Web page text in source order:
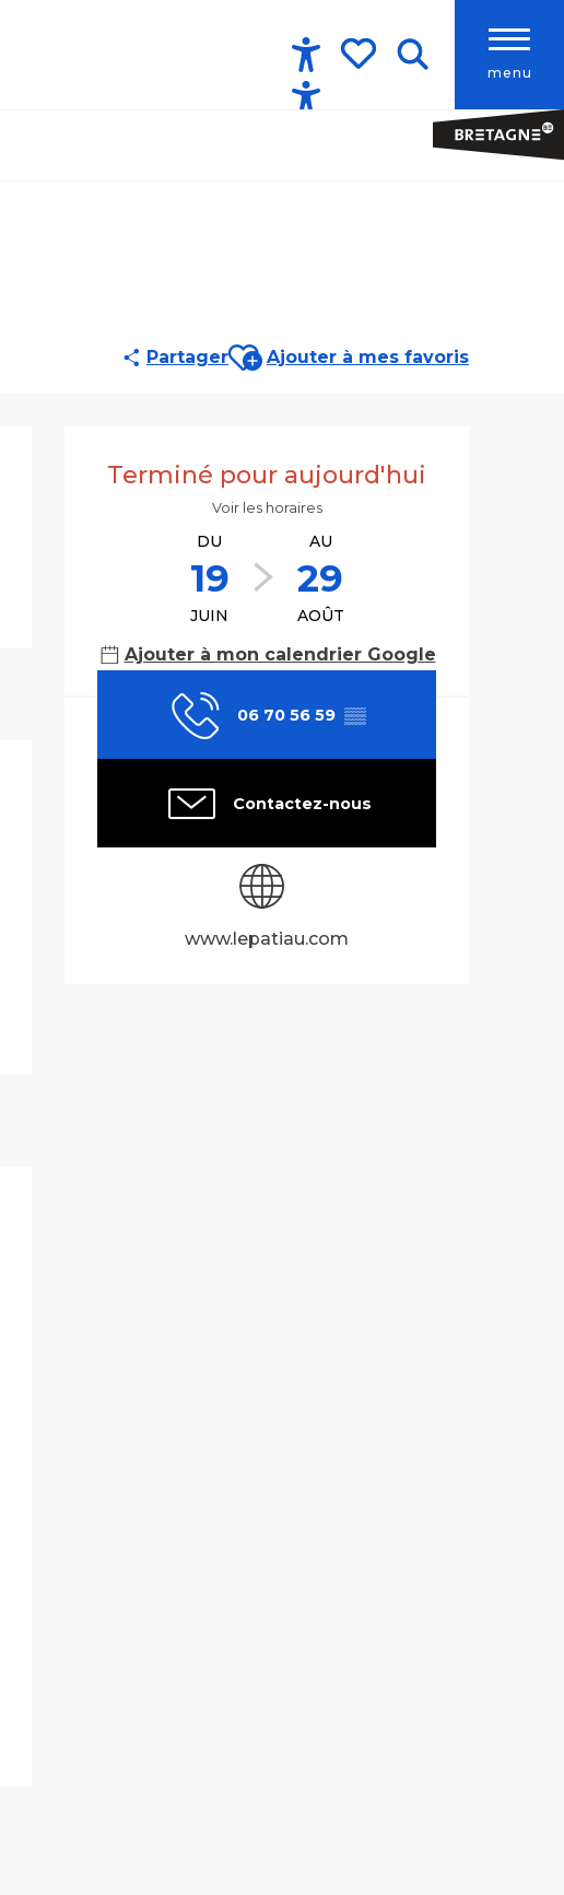
menu
Accessibilité
PartagerAjouter aux favoris
Ajouter à mes favoris
Ouverture et
Terminé pour aujourd'hui
Voir les horaires
DU
19
JUIN
AU
29
AOÛT
Ajouter à mon calendrier Google
06 70 56 59 ▒▒
Contactez-nous
www.lepatiau.com